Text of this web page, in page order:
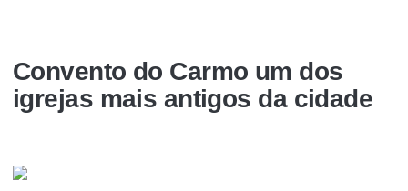
Convento do Carmo um dos
igrejas mais antigos da cidade